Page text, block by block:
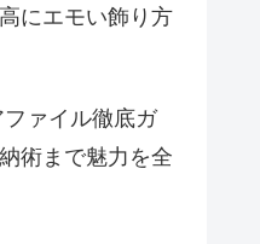
にエモい飾り方
ァイル徹底ガ
術まで魅力を全